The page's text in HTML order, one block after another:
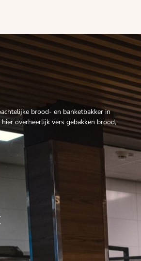
brood- en banketbakker in
overheerlijk vers gebakken brood,